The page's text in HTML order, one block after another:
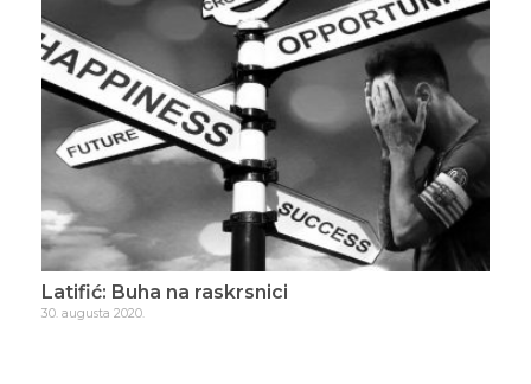
Latifić: Buha na raskrsnici
30. augusta 2020.